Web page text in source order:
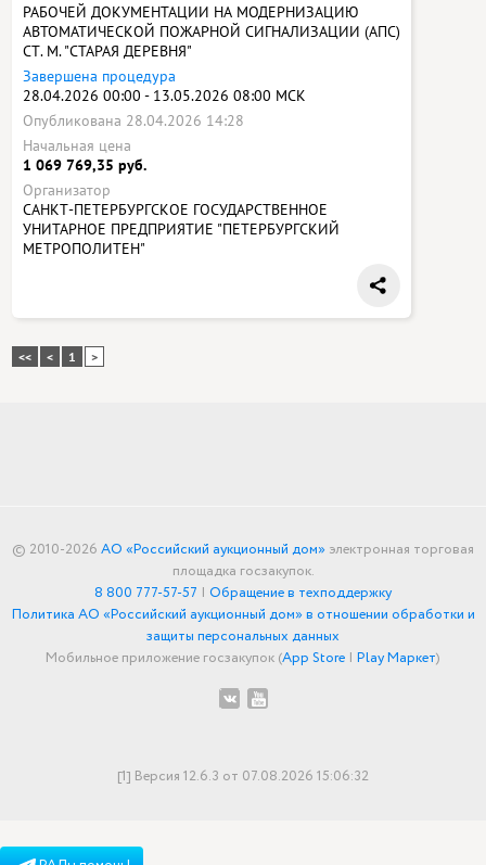
РАБОЧЕЙ ДОКУМЕНТАЦИИ НА МОДЕРНИЗАЦИЮ
АВТОМАТИЧЕСКОЙ ПОЖАРНОЙ СИГНАЛИЗАЦИИ (АПС)
СТ. М. "СТАРАЯ ДЕРЕВНЯ"
Завершена процедура
28.04.2026 00:00 - 13.05.2026 08:00 МСК
Опубликована 28.04.2026 14:28
Начальная цена
1 069 769,35 руб.
Организатор
САНКТ-ПЕТЕРБУРГСКОЕ ГОСУДАРСТВЕННОЕ
УНИТАРНОЕ ПРЕДПРИЯТИЕ "ПЕТЕРБУРГСКИЙ
МЕТРОПОЛИТЕН"
<< < 1 >
© 2010-2026 АО «Российский аукционный дом» электронная торговая
площадка госзакупок.
8 800 777-57-57 | Обращение в техподдержку
Политика АО «Российский аукционный дом» в отношении обработки и
защиты персональных данных
Мобильное приложение госзакупок (App Store | Play Маркет)
[1] Версия 12.6.3 от 07.08.2026 15:06:32